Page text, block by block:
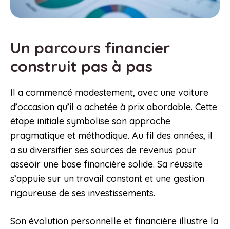
Un parcours financier
construit pas à pas
Il a commencé modestement, avec une voiture
d’occasion qu’il a achetée à prix abordable. Cette
étape initiale symbolise son approche
pragmatique et méthodique. Au fil des années, il
a su diversifier ses sources de revenus pour
asseoir une base financière solide. Sa réussite
s’appuie sur un travail constant et une gestion
rigoureuse de ses investissements.
Son évolution personnelle et financière illustre la